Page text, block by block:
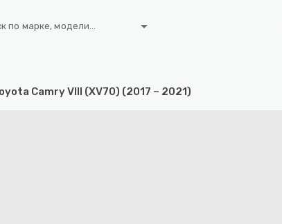
по марке, модели... arrow_drop_down
Camry VIII (XV70) (2017 – 2021)